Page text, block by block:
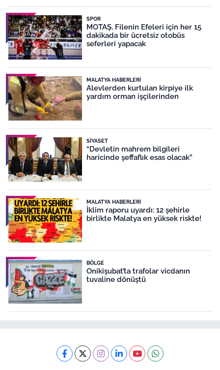
SPOR
MOTAŞ, Filenin Efeleri için her 15
dakikada bir ücretsiz otobüs
seferleri yapacak
MALATYA HABERLERI
Alevlerden kurtulan kirpiye ilk
yardım orman işçilerinden
SIYASET
“Devletin mahrem bilgileri
haricinde şeffaflık esas olacak”
MALATYA HABERLERI
İklim raporu uyardı: 12 şehirle
birlikte Malatya en yüksek riskte!
BÖLGE
Onikişubat’ta trafolar vicdanın
tuvaline dönüştü